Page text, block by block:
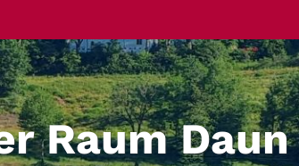
Raum Daun